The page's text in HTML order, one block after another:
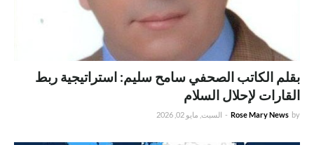
بقلم الكاتب الصحفي سامح سليم: استراتيجية ربط
القارات لإحلال السلام
by
Rose Mary News
- السبت, مايو 02, 2026